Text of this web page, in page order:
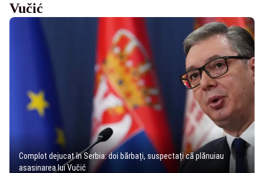
Vučić
Complot dejucat în Serbia: doi bărbați, suspectați că plănuiau
asasinarea lui Vučić